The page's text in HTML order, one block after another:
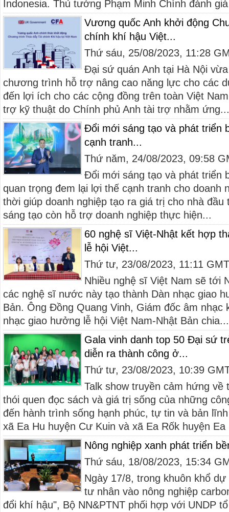
Indonesia. Thủ tướng Phạm Minh Chính đánh
Vương quốc Anh khởi động
chính khí hậu Việt...
Thứ sáu, 25/08/2023, 11:28
Đại sứ quán Anh tại Hà Nội
chương trình hỗ trợ nâng cao năng lực cho các
đến lợi ích cho các cộng đồng trên toàn Việt
trợ kỹ thuật do Chính phủ Anh tài trợ nhằm ứng...
Đổi mới sáng tạo và phát triển
cạnh tranh...
Thứ năm, 24/08/2023, 09:58
Đổi mới sáng tạo và phát triển
quan trọng đem lại lợi thế cạnh tranh cho doanh
thời giúp doanh nghiệp tạo ra giá trị cho nhà
sáng tạo còn hỗ trợ doanh nghiệp thực hiện...
60 nghệ sĩ Việt-Nhật kết hợp
lễ hội Việt...
Thứ tư, 23/08/2023, 11:11
Nhiều nghệ sĩ Việt Nam sẽ tới
các nghệ sĩ nước này tạo thành Dàn nhạc giao
Bản. Ông Đồng Quang Vinh, Giám đốc âm nhạc
nhạc giao hưởng lễ hội Việt Nam-Nhật Bản chia...
Gala vinh danh top 50 Đại sứ
diễn ra thành công ở...
Thứ tư, 23/08/2023, 10:39
Talk show truyền cảm hứng
thói quen đọc sách và giá trị sống của những
đến hành trình sống hạnh phúc, tự tin và bản
xã Ea Hu huyện Cư Kuin và xã Ea Rốk huyện Ea
Nông nghiệp xanh phát triển
Thứ sáu, 18/08/2023, 15:34
Ngày 17/8, trong khuôn khổ
tư nhân vào nông nghiệp
đổi khí hậu", Bộ NN&PTNT phối hợp với UNDP